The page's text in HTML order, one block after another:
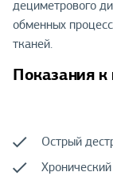
дециметрового
обменных
тканей.
Показания
Острый